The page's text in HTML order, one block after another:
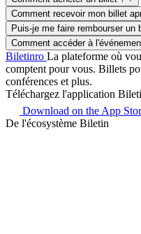
Comment recevoir mon billet
Puis-je me faire rembourser un
Comment accéder à
Biletinro La plateforme où
comptent pour vous. Billets
conférences et plus.
Téléchargez l'application
Download on the App
De l'écosystème Biletin